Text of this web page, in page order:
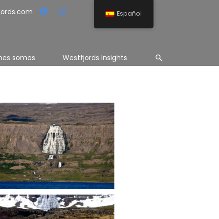
somos Westfjords Insights Buscar
Español